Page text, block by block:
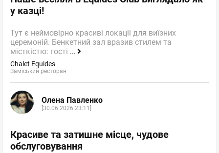
у казці!
Тут є неймовірно красиві локаціі для виїзних
церемоній. Бенкетний зал вразив стилем та
місткістю: гості ...
Chalet Equides
Заміський ресторан
Олена Павленко
[30.06.2026 23:11]
Красиве та затишне місце, чудове
обслуговування